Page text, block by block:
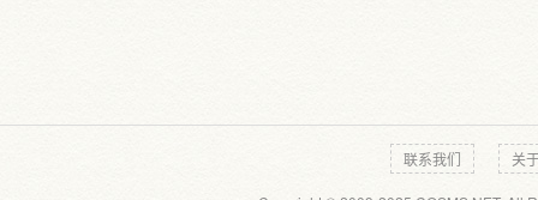
联系我们 关